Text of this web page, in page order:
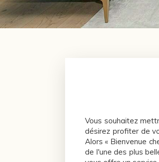
Vous souhaitez
désirez profiter de
Alors « Bienvenue
de l'une des plus